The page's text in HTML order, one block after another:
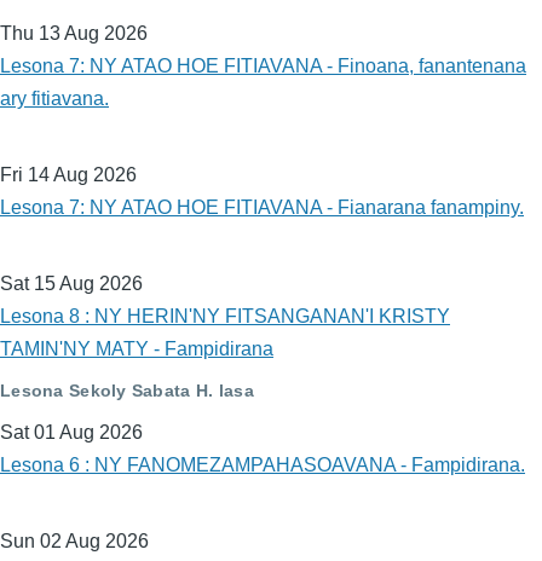
Thu 13 Aug 2026
Lesona 7: NY ATAO HOE FITIAVANA - Finoana, fanantenana
ary fitiavana.
Fri 14 Aug 2026
Lesona 7: NY ATAO HOE FITIAVANA - Fianarana fanampiny.
Sat 15 Aug 2026
Lesona 8 : NY HERIN'NY FITSANGANAN'I KRISTY
TAMIN'NY MATY - Fampidirana
Lesona Sekoly Sabata H. lasa
Sat 01 Aug 2026
Lesona 6 : NY FANOMEZAMPAHASOAVANA - Fampidirana.
Sun 02 Aug 2026